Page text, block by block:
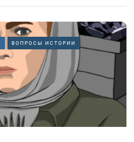
ВОПРОСЫ ИСТОРИИ